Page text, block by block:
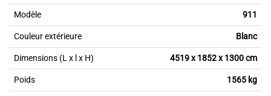
Modèle 911
Couleur extérieure Blanc
Dimensions (L x l x H) 4519 x 1852 x 1300 cm
Poids 1565 kg